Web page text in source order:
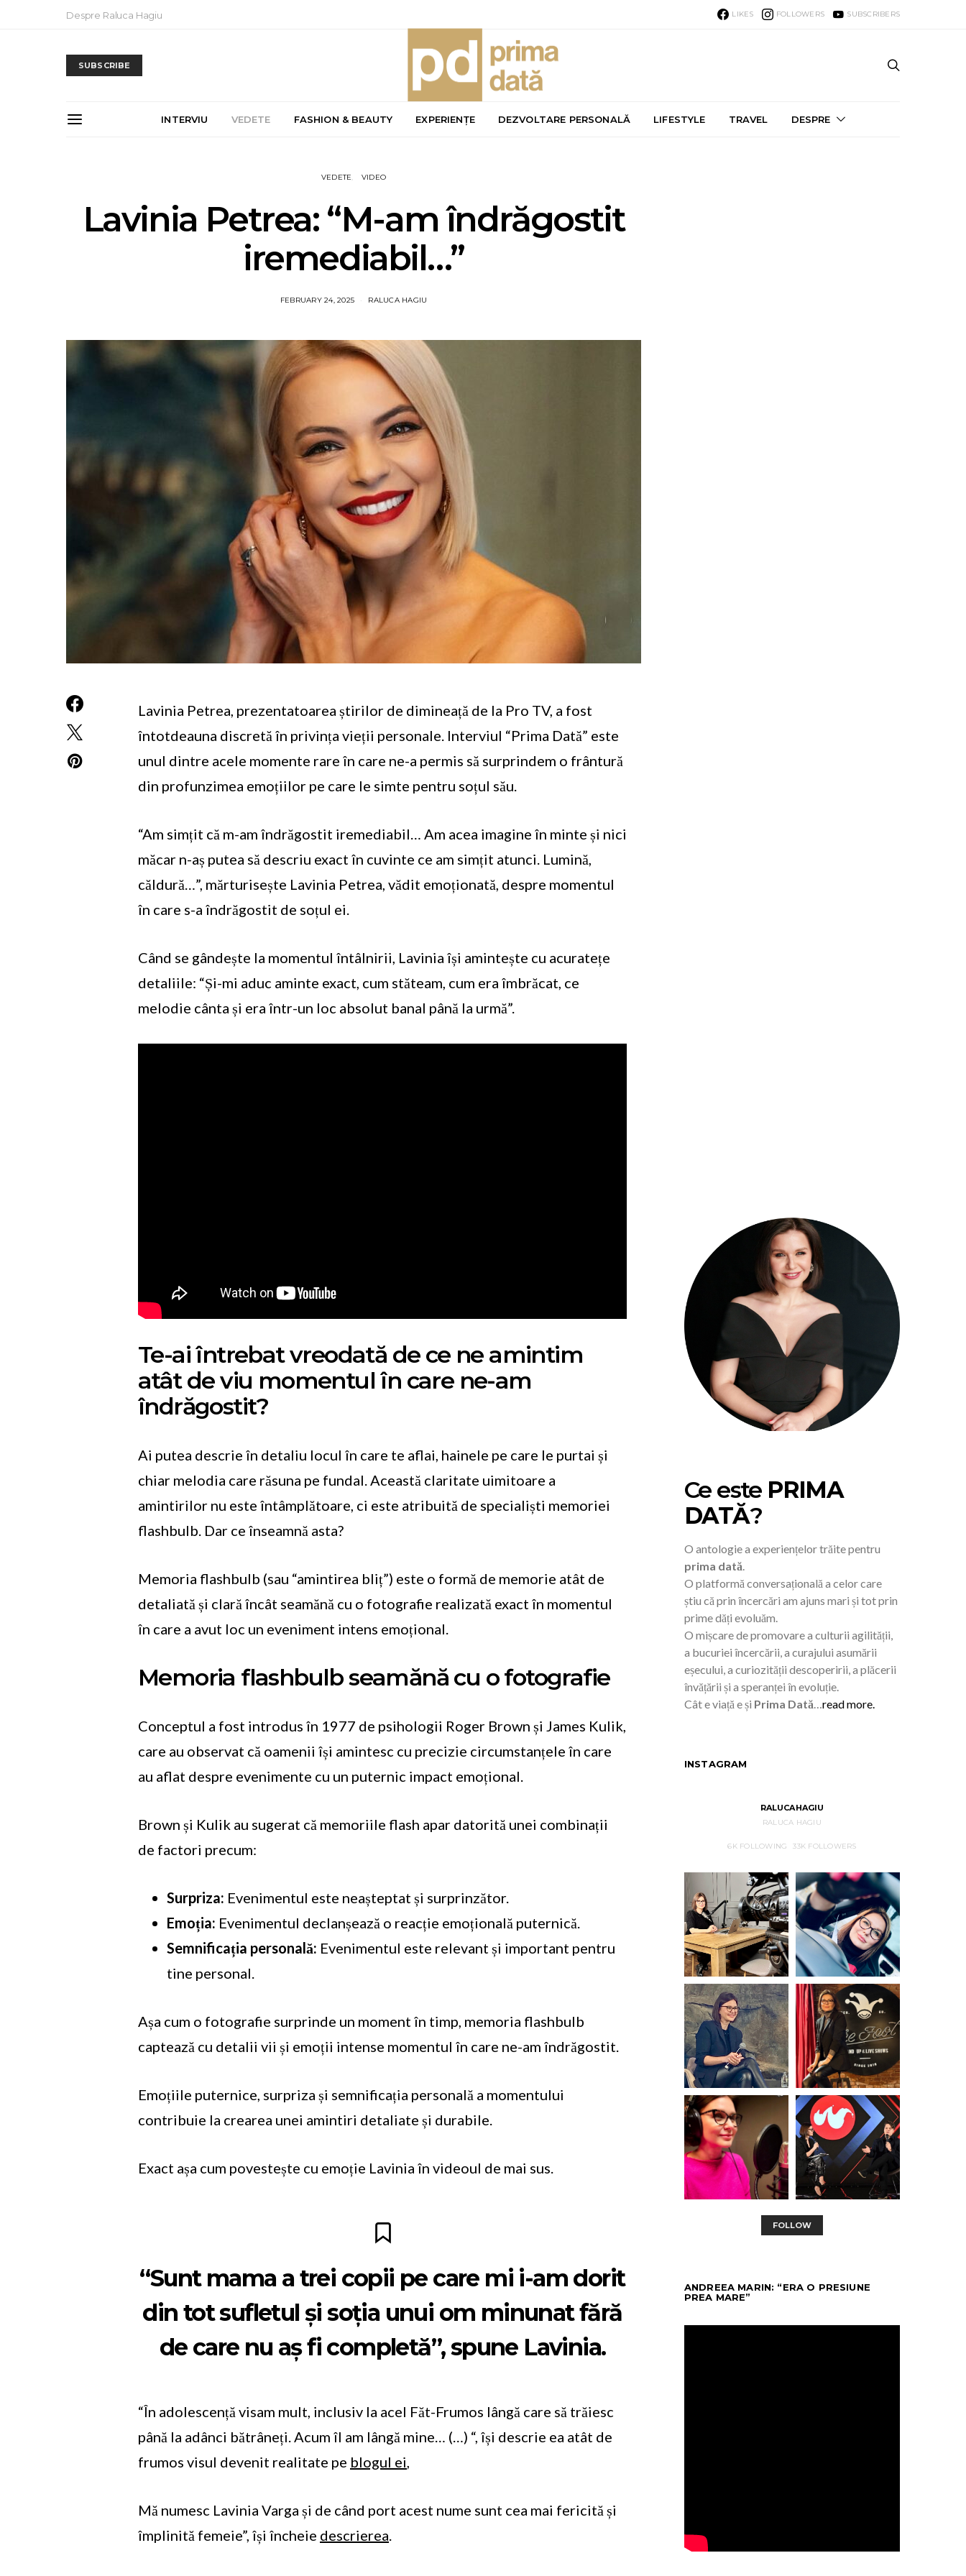
Despre Raluca Hagiu LIKES FOLLOWERS SUBSCRIBERS
SUBSCRIBE
INTERVIU VEDETE FASHION & BEAUTY EXPERIENȚE DEZVOLTARE PERSONALĂ LIFESTYLE TRAVEL DESPRE
VEDETE VIDEO
Lavinia Petrea: “M-am îndrăgostit
iremediabil…”
FEBRUARY 24, 2025 RALUCA HAGIU
Lavinia Petrea, prezentatoarea știrilor de dimineață de la Pro TV, a fost
întotdeauna discretă în privința vieții personale. Interviul “Prima Dată” este
unul dintre acele momente rare în care ne-a permis să surprindem o frântură
din profunzimea emoțiilor pe care le simte pentru soțul său.
“Am simțit că m-am îndrăgostit iremediabil… Am acea imagine în minte și nici
măcar n-aș putea să descriu exact în cuvinte ce am simțit atunci. Lumină,
căldură…”, mărturisește Lavinia Petrea, vădit emoționată, despre momentul
în care s-a îndrăgostit de soțul ei.
Când se gândește la momentul întâlnirii, Lavinia își amintește cu acuratețe
detaliile: “Și-mi aduc aminte exact, cum stăteam, cum era îmbrăcat, ce
melodie cânta și era într-un loc absolut banal până la urmă”.
Te-ai întrebat vreodată de ce ne amintim
atât de viu momentul în care ne-am
îndrăgostit?
Ai putea descrie în detaliu locul în care te aflai, hainele pe care le purtai și
chiar melodia care răsuna pe fundal. Această claritate uimitoare a
amintirilor nu este întâmplătoare, ci este atribuită de specialiști memoriei
flashbulb. Dar ce înseamnă asta?
Memoria flashbulb (sau “amintirea bliț”) este o formă de memorie atât de
detaliată și clară încât seamănă cu o fotografie realizată exact în momentul
în care a avut loc un eveniment intens emoțional.
Memoria flashbulb seamănă cu o fotografie
Conceptul a fost introdus în 1977 de psihologii Roger Brown și James Kulik,
care au observat că oamenii își amintesc cu precizie circumstanțele în care
au aflat despre evenimente cu un puternic impact emoțional.
Brown și Kulik au sugerat că memoriile flash apar datorită unei combinații
de factori precum:
Surpriza: Evenimentul este neașteptat și surprinzător.
Emoția: Evenimentul declanșează o reacție emoțională puternică.
Semnificația personală: Evenimentul este relevant și important pentru
tine personal.
Așa cum o fotografie surprinde un moment în timp, memoria flashbulb
captează cu detalii vii și emoții intense momentul în care ne-am îndrăgostit.
Emoțiile puternice, surpriza și semnificația personală a momentului
contribuie la crearea unei amintiri detaliate și durabile.
Exact așa cum povestește cu emoție Lavinia în videoul de mai sus.
“Sunt mama a trei copii pe care mi i-am dorit
din tot sufletul și soția unui om minunat fără
de care nu aș fi completă”, spune Lavinia.
“În adolescență visam mult, inclusiv la acel Făt-Frumos lângă care să trăiesc
până la adânci bătrâneți. Acum îl am lângă mine… (…) “, își descrie ea atât de
frumos visul devenit realitate pe blogul ei
Mă numesc Lavinia Varga și de când port acest nume sunt cea mai fericită și
împlinită femeie”, își încheie descrierea
Ce este PRIMA
DATĂ?
O antologie a experiențelor trăite pentru
prima dată.
O platformă conversațională a celor care
știu că prin încercări am ajuns mari și tot prin
prime dăți evoluăm.
O mișcare de promovare a culturii agilității,
a bucuriei încercării, a curajului asumării
eșecului, a curiozității descoperirii, a plăcerii
învățării și a speranței în evoluție.
Cât e viață e și Prima Dată…read more.
INSTAGRAM
RALUCAHAGIU
RALUCA HAGIU
6KFOLLOWING 33K FOLLOWERS
FOLLOW
ANDREEA MARIN: “ERA O PRESIUNE
PREA MARE”